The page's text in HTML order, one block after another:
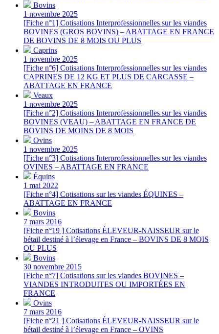
Bovins
1 novembre 2025
[Fiche n°1] Cotisations Interprofessionnelles sur les viandes
BOVINES (GROS BOVINS) – ABATTAGE EN FRANCE
DE BOVINS DE 8 MOIS OU PLUS
Caprins
1 novembre 2025
[Fiche n°6] Cotisations Interprofessionnelles sur les viandes
CAPRINES DE 12 KG ET PLUS DE CARCASSE –
ABATTAGE EN FRANCE
Veaux
1 novembre 2025
[Fiche n°2] Cotisations Interprofessionnelles sur les viandes
BOVINES (VEAU) – ABATTAGE EN FRANCE DE
BOVINS DE MOINS DE 8 MOIS
Ovins
1 novembre 2025
[Fiche n°3] Cotisations Interprofessionnelles sur les viandes
OVINES – ABATTAGE EN FRANCE
Équins
1 mai 2022
[Fiche n°4] Cotisations sur les viandes ÉQUINES –
ABATTAGE EN FRANCE
Bovins
7 mars 2016
[Fiche n°19 ] Cotisations ÉLEVEUR-NAISSEUR sur le
bétail destiné à l’élevage en France – BOVINS DE 8 MOIS
OU PLUS
Bovins
30 novembre 2015
[Fiche n°7] Cotisations sur les viandes BOVINES –
VIANDES INTRODUITES OU IMPORTÉES EN
FRANCE
Ovins
7 mars 2016
[Fiche n°21 ] Cotisations ÉLEVEUR-NAISSEUR sur le
bétail destiné à l’élevage en France – OVINS